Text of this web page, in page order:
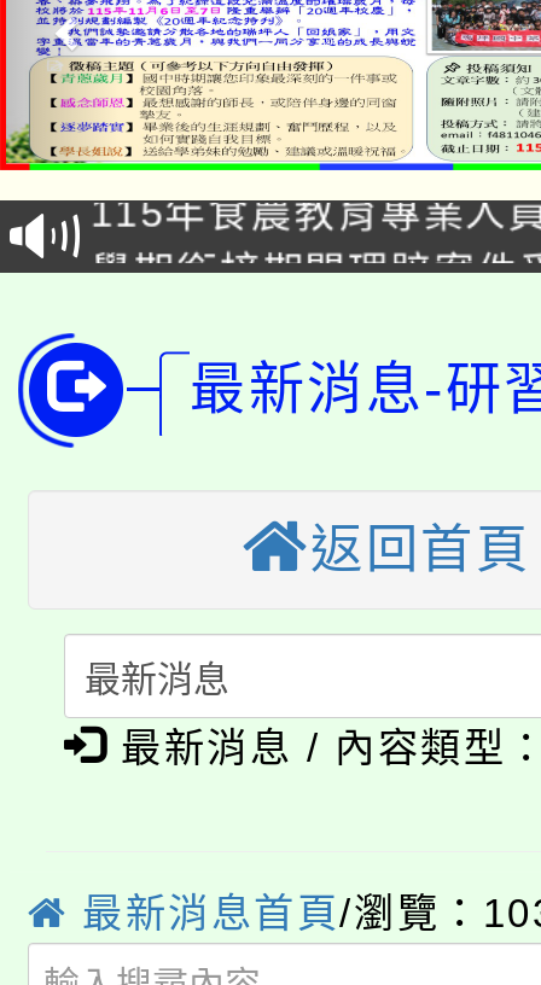
淨零綠生活教案入校路
會
115年食農教育專業人
程
學期銜接期間理賠案件
版
公告本校115學年度第
代理(課)教師甄選結果(
「2026金融保險知識
車」活動
桃園市115學年度學生
生本土語及新住民語歌
公告本校115學年度第
代理(課)教師甄選結果(
公告本校115學年度第
代理(課)教師甄選結果(
轉知中國文化大學推廣
《TA101》溝通分析基
心理、諮商輔導、社會
系所師生報名參加。
淨零綠生活教案入校路
學籍身 分審查程序及
淨零綠領人才培育課程
最新消息-研
返回首頁
最新消息 / 內容類型
最新消息首頁/瀏覽：